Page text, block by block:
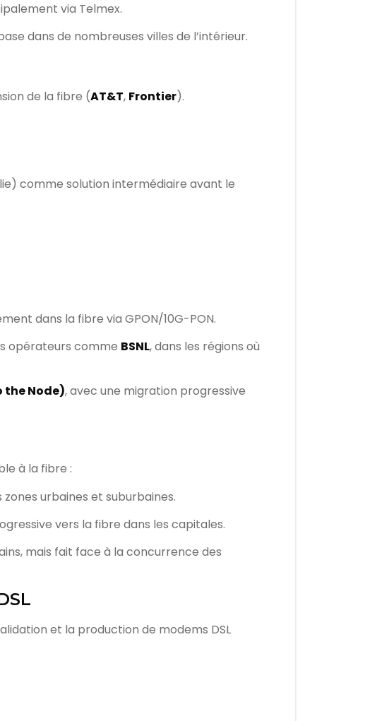
via Telmex.
dans de nombreuses villes de l’intérieur.
de la fibre (AT&T, Frontier).
comme solution intermédiaire avant le
dans la fibre via GPON/10G-PON.
opérateurs comme BSNL, dans les régions où
the Node), avec une migration progressive
à la fibre :
zones urbaines et suburbaines.
vers la fibre dans les capitales.
mais fait face à la concurrence des
et la production de modems DSL